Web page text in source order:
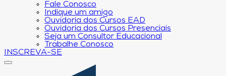
Fale Conosco
Indique um amigo
Ouvidoria dos Cursos EAD
Ouvidoria dos Cursos Presenciais
Seja um Consultor Educacional
Trabalhe Conosco
INSCREVA-SE